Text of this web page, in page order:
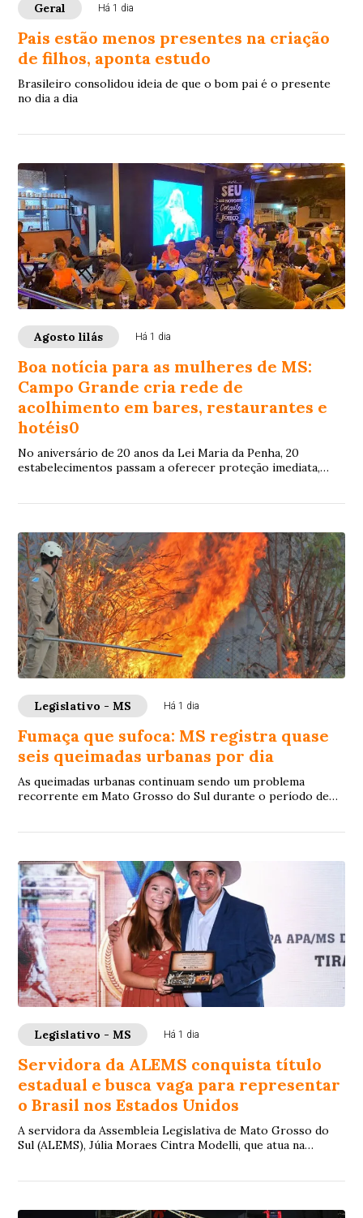
Geral Há 1 dia
Pais estão menos presentes na criação
de filhos, aponta estudo
Brasileiro consolidou ideia de que o bom pai é o presente
no dia a dia
Agosto lilás Há 1 dia
Boa notícia para as mulheres de MS:
Campo Grande cria rede de
acolhimento em bares, restaurantes e
hotéis0
No aniversário de 20 anos da Lei Maria da Penha, 20
estabelecimentos passam a oferecer proteção imediata,
Legislativo - MS Há 1 dia
Fumaça que sufoca: MS registra quase
seis queimadas urbanas por dia
As queimadas urbanas continuam sendo um problema
recorrente em Mato Grosso do Sul durante o período de
Legislativo - MS Há 1 dia
Servidora da ALEMS conquista título
estadual e busca vaga para representar
o Brasil nos Estados Unidos
A servidora da Assembleia Legislativa de Mato Grosso do
Sul (ALEMS), Júlia Moraes Cintra Modelli, que atua na